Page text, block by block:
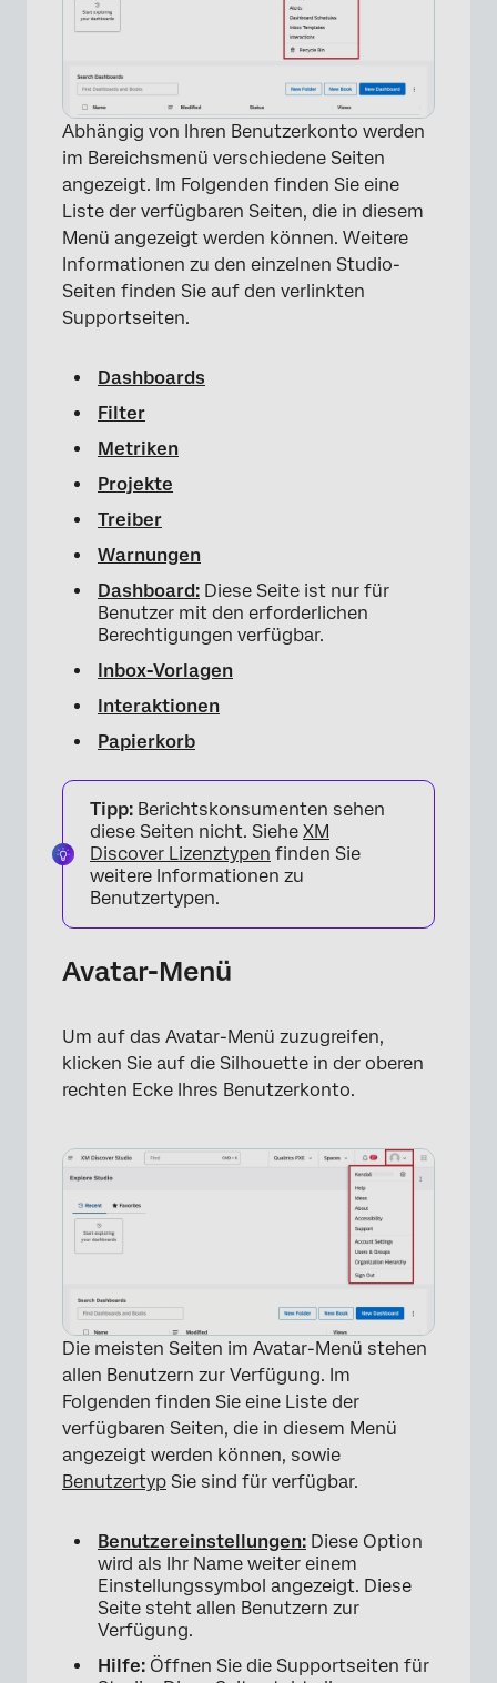
Abhängig von Ihren Benutzerkonto werden
im Bereichsmenü verschiedene Seiten
angezeigt. Im Folgenden finden Sie eine
Liste der verfügbaren Seiten, die in diesem
Menü angezeigt werden können. Weitere
Informationen zu den einzelnen Studio-
Seiten finden Sie auf den verlinkten
Supportseiten.
Dashboards
Filter
Metriken
Projekte
Treiber
Warnungen
Dashboard: Diese Seite ist nur für
Benutzer mit den erforderlichen
Berechtigungen verfügbar.
Inbox-Vorlagen
Interaktionen
Papierkorb
Tipp: Berichtskonsumenten sehen
diese Seiten nicht. Siehe XM
Discover Lizenztypen finden Sie
weitere Informationen zu
Benutzertypen.
Avatar-Menü
Um auf das Avatar-Menü zuzugreifen,
klicken Sie auf die Silhouette in der oberen
rechten Ecke Ihres Benutzerkonto.
Die meisten Seiten im Avatar-Menü stehen
allen Benutzern zur Verfügung. Im
Folgenden finden Sie eine Liste der
verfügbaren Seiten, die in diesem Menü
angezeigt werden können, sowie
Benutzertyp Sie sind für verfügbar.
Benutzereinstellungen: Diese Option
wird als Ihr Name weiter einem
Einstellungssymbol angezeigt. Diese
Seite steht allen Benutzern zur
Verfügung.
Hilfe: Öffnen Sie die Supportseiten für